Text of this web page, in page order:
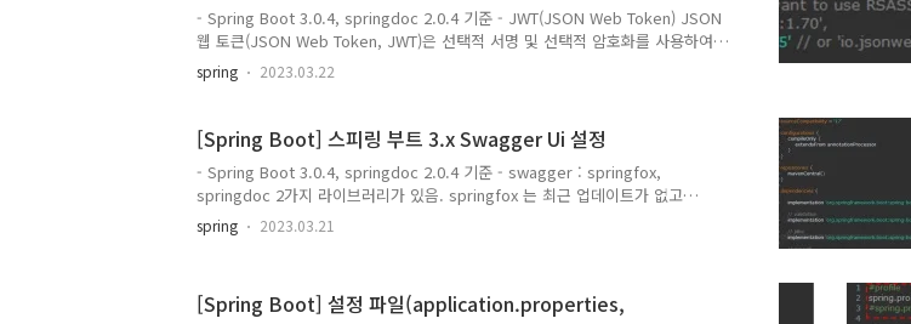
- Spring Boot 3.0.4, springdoc 2.0.4 기준 - JWT(JSON Web Token) JSON
웹 토큰(JSON Web Token, JWT)은 선택적 서명 및 선택적 암호화를 사용하여
데이터를 만들기 위한 인터넷 표준으로 페이로드는 클레임(claim), 표명(assert)
을 처리하는 JSON을 보관하고 있다. 전달하고자하는 정보를 안전하게 전송하기
secret)부터, 만료일, 발행자, 암호화 알고리즘과 같은 기본 정보까지 포함.
JWT 토큰 내에 만료일이나 인증정보를 가지고 있기 때문에, 서버에서 인증을 위
한 별도의 세션 처리를 할 필요가 없다. 3가지(header, payload, signa..
spring 2023.03.22
[Spring Boot] 스피링 부트 3.x Swagger Ui 설정
- Spring Boot 3.0.4, springdoc 2.0.4 기준 - swagger : springfox,
springdoc 2가지 라이브러리가 있음. springfox 는 최근 업데이트가 없고
Spring Boot 3점 대 적용 시 일부 오류 발생 -> java 17 적용 때문인 것 같음
(Spring Boot 3 버전은 java 17 이상 필수) 그래서 springdoc 적용 1.
'org.springdoc:springdoc-openapi-starter-webmvc-ui:2.0.4' implem..
spring 2023.03.21
[Spring Boot] 설정 파일(application.properties,